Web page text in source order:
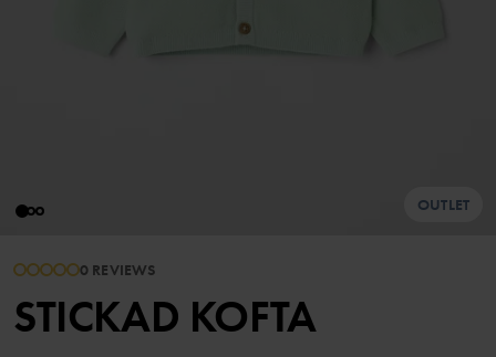
OUTLET
0 REVIEWS
STICKAD KOFTA